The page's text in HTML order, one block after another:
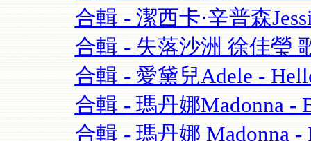
合輯 - 潔西卡·辛普森
合輯 - 失落沙洲 徐佳瑩
合輯 - 愛黛兒Adele -
合輯 - 瑪丹娜Madonna -
合輯 - 瑪丹娜 Madonna -